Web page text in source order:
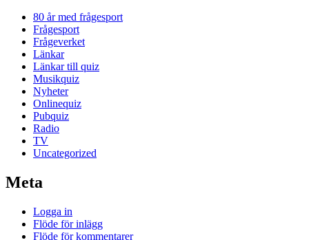
80 år med frågesport
Frågesport
Frågeverket
Länkar
Länkar till quiz
Musikquiz
Nyheter
Onlinequiz
Pubquiz
Radio
TV
Uncategorized
Meta
Logga in
Flöde för inlägg
Flöde för kommentarer